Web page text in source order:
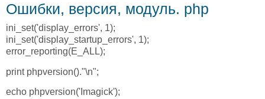
Ошибки, версия, модуль. php
ini_set('display_errors', 1);
ini_set('display_startup_errors', 1);
error_reporting(E_ALL);
print phpversion()."\n";
echo phpversion('Imagick');